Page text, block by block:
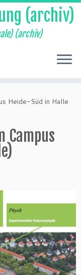
(archiv)
(archiv)
Heide-Süd in Halle
Campus